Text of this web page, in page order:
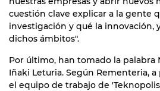
cuestión clave explicar a la gente
investigación y qué la innovación,
dichos ámbitos".
Por último, han tomado la palabra
Iñaki Leturia. Según Rementeria,
el equipo de trabajo de